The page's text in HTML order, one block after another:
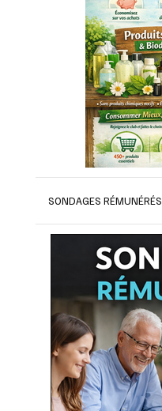
SONDAGES RÉMUNÉRÉS